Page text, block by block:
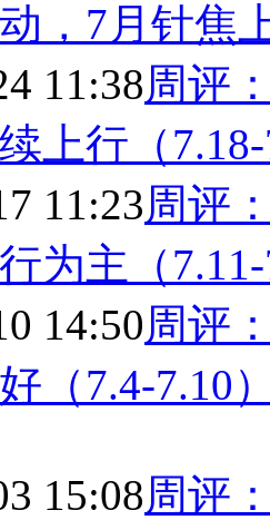
，7月针焦
11:38周评
上行（
11:23周评
为主（
14:50周评
（7.4-7.10
15:08周评